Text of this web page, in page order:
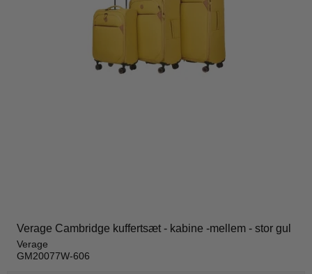
Verage Cambridge kuffertsæt - kabine -mellem - stor gul
Verage
GM20077W-606